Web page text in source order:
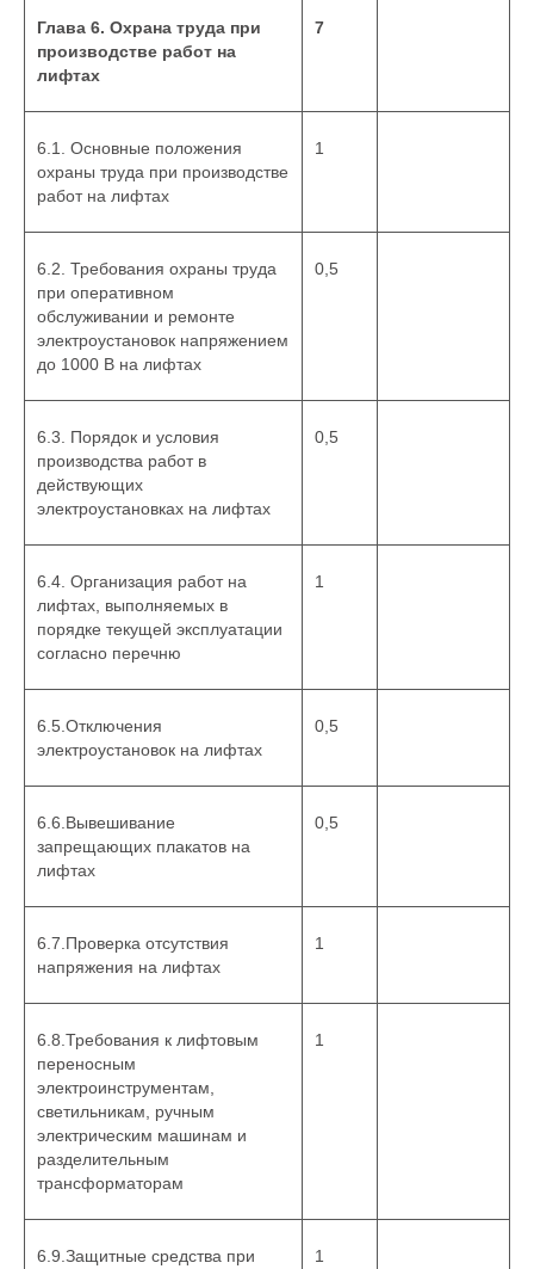
Глава 6. Охрана труда при
производстве работ на
лифтах
7
6.1. Основные положения
охраны труда при производстве
работ на лифтах
1
6.2. Требования охраны труда
при оперативном
обслуживании и ремонте
электроустановок напряжением
до 1000 В на лифтах
0,5
6.3. Порядок и условия
производства работ в
действующих
электроустановках на лифтах
0,5
6.4. Организация работ на
лифтах, выполняемых в
порядке текущей эксплуатации
согласно перечню
1
6.5.Отключения
электроустановок на лифтах
0,5
6.6.Вывешивание
запрещающих плакатов на
лифтах
0,5
6.7.Проверка отсутствия
напряжения на лифтах
1
6.8.Требования к лифтовым
переносным
электроинструментам,
светильникам, ручным
электрическим машинам и
разделительным
трансформаторам
1
6.9.Защитные средства при
1